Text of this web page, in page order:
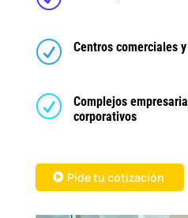
R Centros comerciales
R
Complejos
corporativos
Pide tu cotización